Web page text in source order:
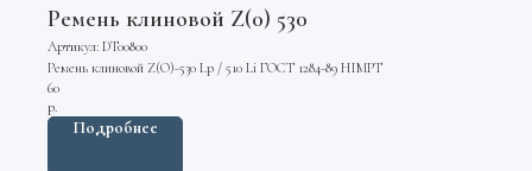
Ремень клиновой Z(0) 530
Артикул: DT00800
Ремень клиновой Z(O)-530 Lp / 510 Li ГОСТ 1284-89 HIMPT
60
р.
Подробнее